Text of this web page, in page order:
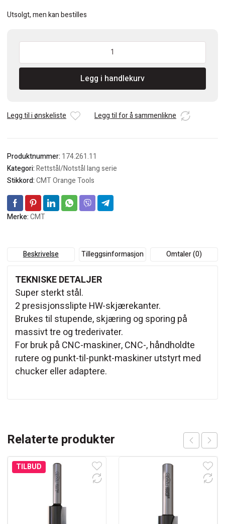
Utsolgt, men kan bestilles
CMT
Notfres
bunnskjær
Legg i handlekurv
Legg til i ønskeliste Legg til for å sammenlikne
Produktnummer: 174.261.11
Kategori:Rettstål/Notstål lang serie
Stikkord:CMT Orange Tools
Merke:CMT
Beskrivelse Tilleggsinformasjon Omtaler (0)
TEKNISKE DETALJER
Super sterkt stål.
2 presisjonsslipte HW-skjærekanter.
Brukes til stupende, skjæring og sporing på
massivt tre og trederivater.
For bruk på CNC-maskiner, CNC-, håndholdte
rutere og punkt-til-punkt-maskiner utstyrt med
chucker eller adaptere.
Relaterte produkter
TILBUD